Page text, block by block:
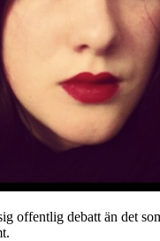
debatt än det